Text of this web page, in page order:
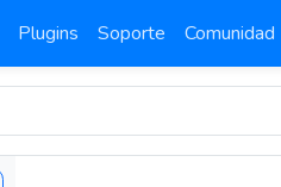
Plugins Soporte Comunidad